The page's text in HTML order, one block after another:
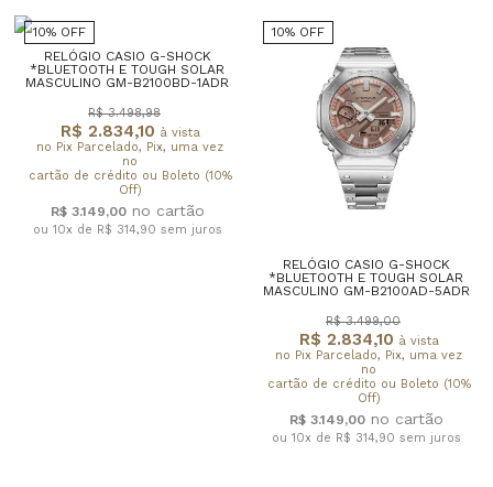
10% OFF
RELÓGIO CASIO G-SHOCK
*BLUETOOTH E TOUGH SOLAR
MASCULINO GM-B2100BD-1ADR
R$ 2.834,10 à vista
no Pix Parcelado, Pix, uma vez
no
cartão de crédito ou Boleto (10%
Off)
R$ 3.498,98
R$ 3.149,00
ou 10x de R$ 314,90 sem juros
10% OFF
RELÓGIO CASIO G-SHOCK
*BLUETOOTH E TOUGH SOLAR
MASCULINO GM-B2100AD-5ADR
R$ 2.834,10 à vista
no Pix Parcelado, Pix, uma vez
no
cartão de crédito ou Boleto (10%
Off)
R$ 3.499,00
R$ 3.149,00
ou 10x de R$ 314,90 sem juros